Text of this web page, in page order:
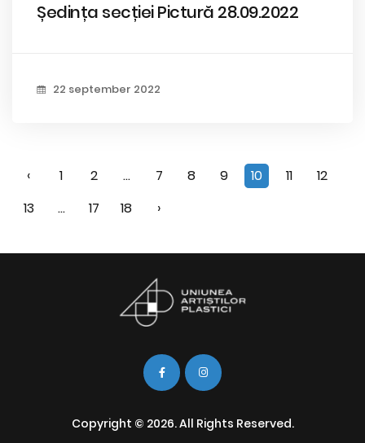
Ședința secției Pictură 28.09.2022
22 september 2022
‹ 1 2 ... 7 8 9 10 11
12
13
... 17 18 ›
Copyright © 2026. All Rights Reserved.